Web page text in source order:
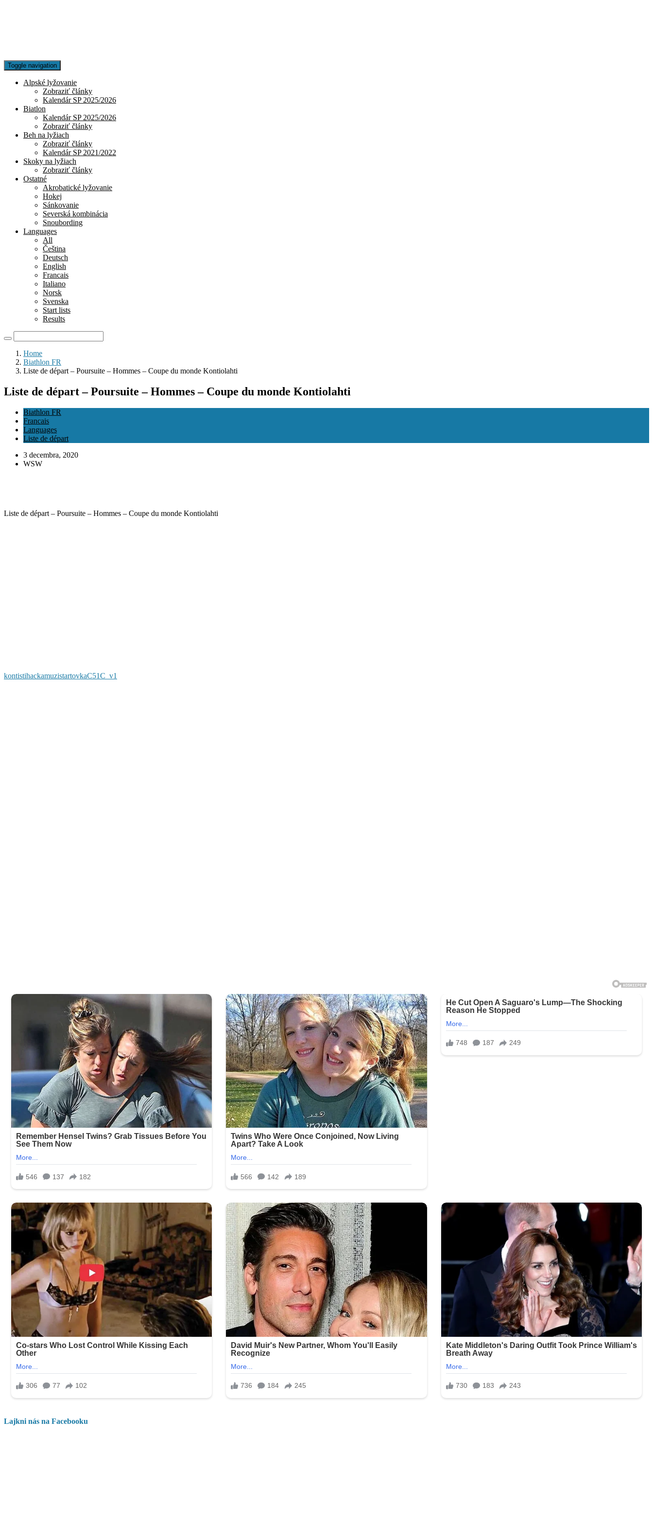
Toggle navigation
Alpské lyžovanie
Zobraziť články
Kalendár SP 2025/2026
Biatlon
Kalendár SP 2025/2026
Zobraziť články
Beh na lyžiach
Zobraziť články
Kalendár SP 2021/2022
Skoky na lyžiach
Zobraziť články
Ostatné
Akrobatické lyžovanie
Hokej
Sánkovanie
Severská kombinácia
Snoubording
Languages
All
Čeština
Deutsch
English
Francais
Italiano
Norsk
Svenska
Start lists
Results
Home
Biathlon FR
Liste de départ – Poursuite – Hommes – Coupe du monde Kontiolahti
Liste de départ – Poursuite – Hommes – Coupe du monde Kontiolahti
Biathlon FR
Francais
Languages
Liste de départ
3 decembra, 2020
WSW
Liste de départ – Poursuite – Hommes – Coupe du monde Kontiolahti
kontistihackamuzistartovkaC51C_v1
Lajkni nás na Facebooku